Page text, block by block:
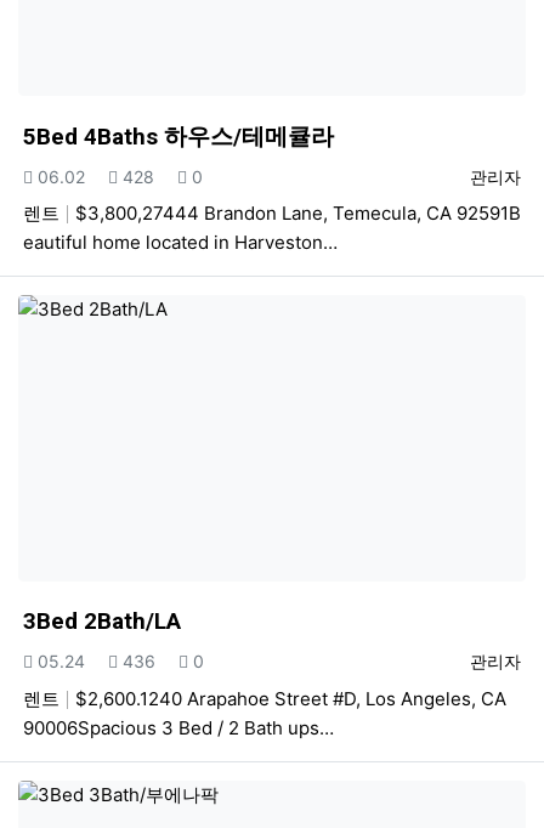
5Bed 4Baths 하우스/테메큘라
등록자
관리자
등록일
06.02 조회
428 추천
0
렌트
$3,800,27444 Brandon Lane, Temecula, CA 92591B
eautiful home located in Harveston…
3Bed 2Bath/LA
등록자
관리자
등록일
05.24 조회
436 추천
0
렌트
$2,600.1240 Arapahoe Street #D, Los Angeles, CA
90006Spacious 3 Bed / 2 Bath ups…